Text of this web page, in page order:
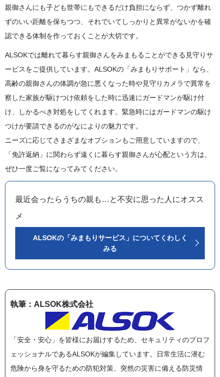
親御さんにも子ども世帯にもできるだけ負担にならず、つかず離れ
ずのいい距離を保ちつつ、それでいてしっかりと異常がないかを確
認できる体制を作っておくことが大切です。
ALSOKでは離れて暮らす親御さんをみまもることができる見守りサ
ービスをご提供しています。ALSOKの「みまもりサポート」なら、
高齢の親御さんの体調が急に悪くなった時や見守りカメラで異常を
察した家族が駆けつけ依頼をした時に迅速にガードマンが駆け付
け、しかるべき対処をしてくれます。緊急時にはガードマンの駆け
つけが要請できるのがなによりの魅力です。
ニーズに応じてさまざまなオプションもご用意していますので、
「免許返納」に関わらず遠くに暮らす親御さんが心配という方は、
ぜひ一度ご覧になってみてください。
最近会ったらうちの親も…と不安に思った人にオスス
メ
ALSOKの「みまもりサービス」についてくわしく
みる
執筆：ALSOK株式会社
「安全・安心」を皆様にお届けするため、セキュリティのプロフ
ェッショナルであるALSOKが編集しています。日常生活に潜む
危険から身を守るための防犯対策、突然の災害に備える防災情